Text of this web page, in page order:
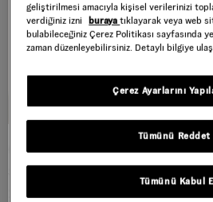
OLD SKOOL BESLENME
Style : VN000PSJY281
1.699,00 TL
geliştirilmesi amacıyla kişisel verilerinizi
verdiğiniz izni
burayatıklayarak veya web
bulabileceğiniz Çerez Politikası sayfasında
zaman düzenleyebilirsiniz. Detaylı bilgiye
Tümünü Reddet
Tümünü Kabul
Çerez Ayarlarını